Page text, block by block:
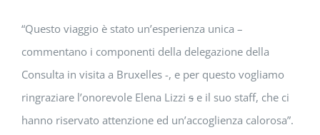
“Questo viaggio è stato un’esperienza unica –
commentano i componenti della delegazione della
Consulta in visita a Bruxelles -, e per questo vogliamo
ringraziare l’onorevole Elena Lizzi s e il suo staff, che ci
hanno riservato attenzione ed un’accoglienza calorosa”.